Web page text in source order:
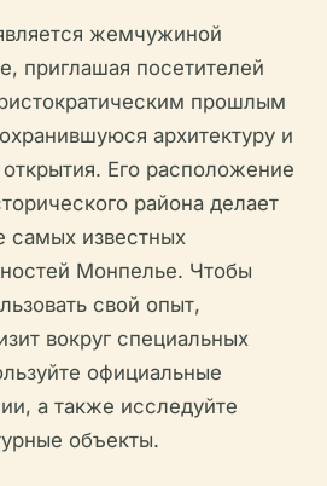
жемчужиной
приглашая посетителей
прошлым
архитектуру и
Его расположение
района делает
самых известных
Монпелье. Чтобы
свой опыт,
вокруг специальных
официальные
а также исследуйте
объекты.